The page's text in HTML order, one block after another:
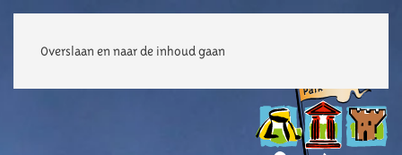
Overslaan en naar de inhoud gaan